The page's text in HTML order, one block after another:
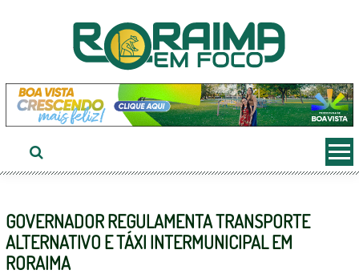
GOVERNADOR REGULAMENTA TRANSPORTE
ALTERNATIVO E TÁXI INTERMUNICIPAL EM
RORAIMA